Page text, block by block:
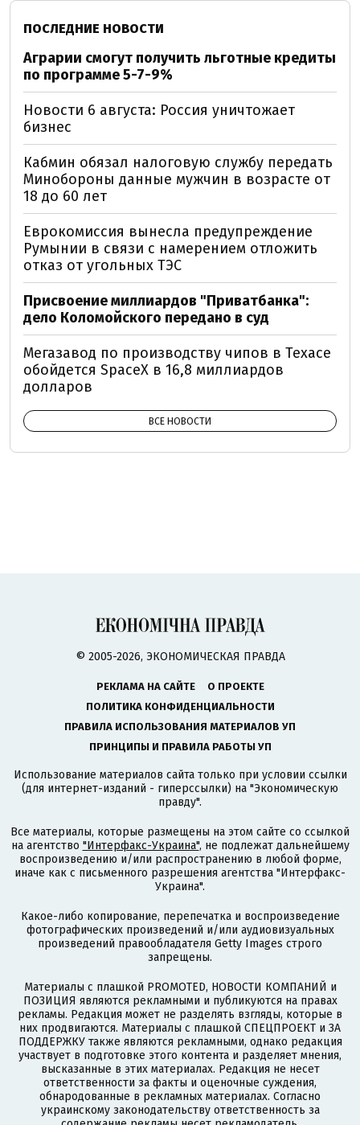
ПОСЛЕДНИЕ НОВОСТИ
Аграрии смогут получить льготные кредиты
по программе 5-7-9%
Новости 6 августа: Россия уничтожает
бизнес
Кабмин обязал налоговую службу передать
Минобороны данные мужчин в возрасте от
18 до 60 лет
Еврокомиссия вынесла предупреждение
Румынии в связи с намерением отложить
отказ от угольных ТЭС
Присвоение миллиардов "Приватбанка":
дело Коломойского передано в суд
Мегазавод по производству чипов в Техасе
обойдется SpaceX в 16,8 миллиардов
долларов
ВСЕ НОВОСТИ
© 2005-2026, ЭКОНОМИЧЕСКАЯ ПРАВДА
РЕКЛАМА НА САЙТЕ
О ПРОЕКТЕ
ПОЛИТИКА КОНФИДЕНЦИАЛЬНОСТИ
ПРАВИЛА ИСПОЛЬЗОВАНИЯ МАТЕРИАЛОВ УП
ПРИНЦИПЫ И ПРАВИЛА РАБОТЫ УП
Использование материалов сайта только при условии ссылки
(для интернет-изданий - гиперссылки) на "Экономическую
правду".
Все материалы, которые размещены на этом сайте со ссылкой
на агентство "Интерфакс-Украина", не подлежат дальнейшему
воспроизведению и/или распространению в любой форме,
иначе как с письменного разрешения агентства "Интерфакс-
Украина".
Какое-либо копирование, перепечатка и воспроизведение
фотографических произведений и/или аудиовизуальных
произведений правообладателя Getty Images строго
запрещены.
Материалы с плашкой PROMOTED, НОВОСТИ КОМПАНИЙ и
ПОЗИЦИЯ являются рекламными и публикуются на правах
рекламы. Редакция может не разделять взгляды, которые в
них продвигаются. Материалы с плашкой СПЕЦПРОЕКТ и ЗА
ПОДДЕРЖКУ также являются рекламными, однако редакция
участвует в подготовке этого контента и разделяет мнения,
высказанные в этих материалах. Редакция не несет
ответственности за факты и оценочные суждения,
обнародованные в рекламных материалах. Согласно
украинскому законодательству ответственность за